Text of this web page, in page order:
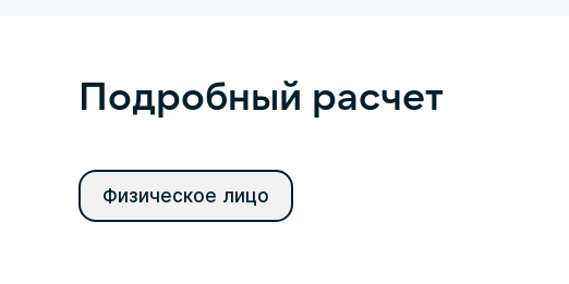
Подробный расчет
Физическое лицо